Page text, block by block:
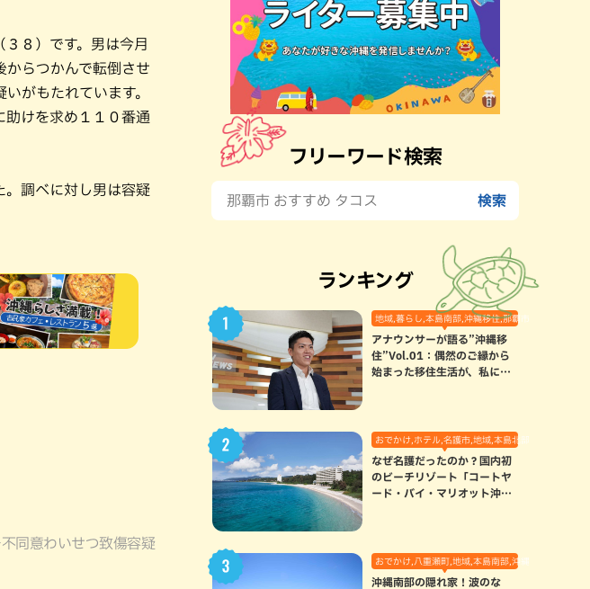
８）です。男は今月
からつかんで転倒させ
がもたれています。
助けを求め１１０番通
。調べに対し男は容疑
同意わいせつ致傷容疑
フリーワード検索
ランキング
地域,暮らし,本島南部,沖縄移住,那覇市
アナウンサーが語る”沖縄移
住”Vol.01：偶然のご縁から
始まった移住生活が、私にと
おでかけ,ホテル,名護市,地域,本島北部
なぜ名護だったのか？国内初
のビーチリゾート「コートヤ
ード・バイ・マリオット沖縄
おでかけ,八重瀬町,地域,本島南部,沖縄の海,自然
沖縄南部の隠れ家！波のな